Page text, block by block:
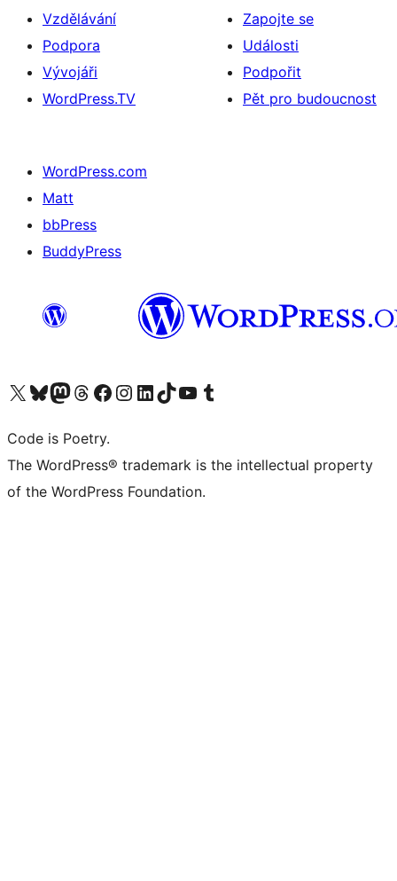
Vzdělávání
Podpora
Vývojáři
WordPress.TV
Zapojte se
Události
Podpořit
Pět pro budoucnost
WordPress.com
Matt
bbPress
BuddyPress
Navštivte náš účet na X (dříve Twitter)
Navštivte náš Bluesky účetNavštivte náš účet Mastodon
Navštivte náš Threads účetNavštivte naši stránku na Facebooku
Navštivte náš Instagram účetNavštivte náš LinkedIn účetNavštivte náš TikTok účetNavštivte náš YouTube kanálNavštivte náš Tumblr účet
Code is Poetry.
The WordPress® trademark is the intellectual property
of the WordPress Foundation.